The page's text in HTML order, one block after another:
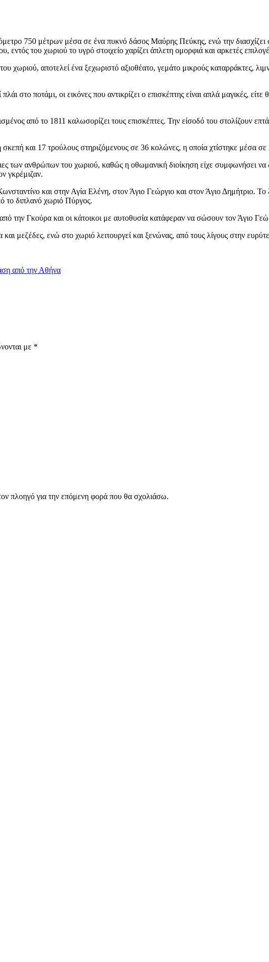
750 μέτρων μέσα σε ένα πυκνό δάσος Μαύρης Πεύκης, ενώ την διασχίζει
του χωριού το υγρό στοιχείο χαρίζει άπλετη ομορφιά και αρκετές
αποτελεί ένα ξεχωριστό αξιοθέατο, γεμάτο μικρούς καταρράκτες,
στο ποτάμι, οι εικόνες που αντικρίζει ο επισκέπτης είναι απλά μαγικές,
από το 1811 καλωσορίζει τους επισκέπτες. Την είσοδό του στολίζουν
σκεπή και 17 τρούλους στηριζόμενους σε 36 κολώνες, η οποία χτίστηκε μέσα
των ανθρώπων του χωριού, καθώς η οθωμανική διοίκηση είχε συμφωνήσει να
γκρέμιζαν.
και στην Αγία Ελένη, στον Άγιο Γεώργιο και στον Άγιο Δημήτριο.
το διπλανό χωριό Πύργος.
Γκούρα και οι κάτοικοι με αυτοθυσία κατάφεραν να σώσουν τον Άγιο
μεζέδες, ενώ στο χωριό λειτουργεί και ξενώνας, από τους λίγους στην
από την Αθήνα
με *
πλοηγό για την επόμενη φορά που θα σχολιάσω.